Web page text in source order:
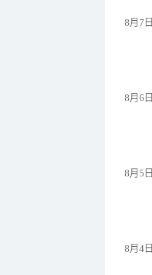
8月7日
8月6日
8月5日
8月4日